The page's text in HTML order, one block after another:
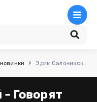
Эдик Салоникский - Говорят что время лечит
Говорят